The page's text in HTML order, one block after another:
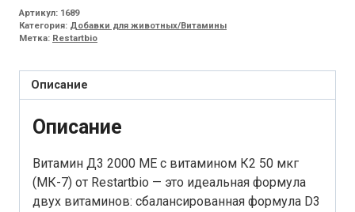
Артикул: 1689
Категория: Добавки для животных/Витамины
Метка: Restartbio
Описание
Описание
Витамин Д3 2000 МЕ с витамином К2 50 мкг
(МК-7) от Restartbio — это идеальная формула
двух витаминов: сбалансированная формула D3